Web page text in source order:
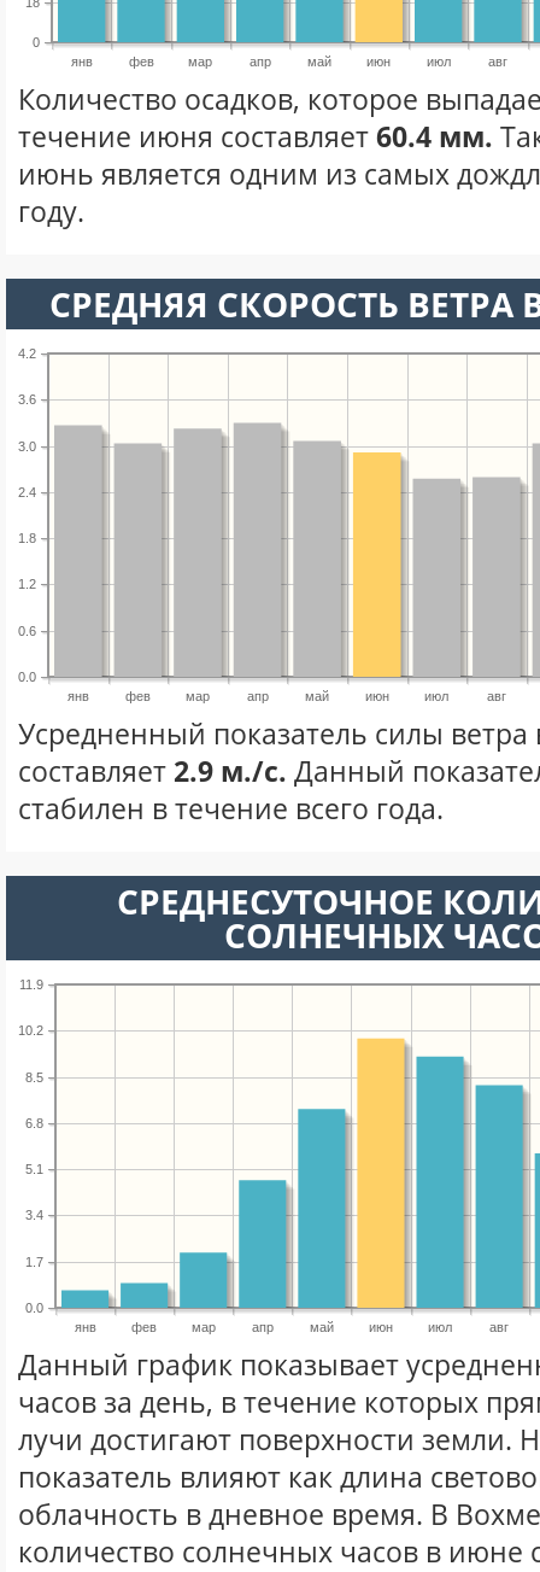
янв фев мар апр май июн июл авг
0
Количество осадков, которое
течение июня составляет60.4 мм.
июнь является одним из самых
году.
СРЕДНЯЯ СКОРОСТЬ
янв фев мар апр май июн июл авг
0.0
0.6
1.2
1.8
2.4
3.0
3.6
4.2
Усредненный показатель силы
составляет 2.9 м./с. Данный
стабилен в течение всего года.
СРЕДНЕСУТОЧНОЕ
СОЛНЕЧНЫХ
янв фев мар апр май июн июл авг
0.0
1.7
3.4
5.1
6.8
8.5
10.2
11.9
Данный график показывает
часов за день, в течение которых
лучи достигают поверхности земли.
показатель влияют как длина
облачность в дневное время. В
количество солнечных часов в июне